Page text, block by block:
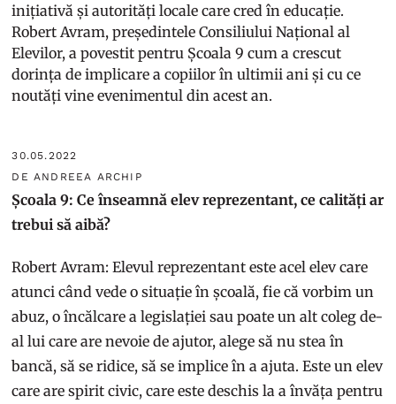
inițiativă și autorități locale care cred în educație.
Robert Avram, președintele Consiliului Național al
Elevilor, a povestit pentru Școala 9 cum a crescut
dorința de implicare a copiilor în ultimii ani și cu ce
noutăți vine evenimentul din acest an.
30.05.2022
DE ANDREEA ARCHIP
Școala 9: Ce înseamnă elev reprezentant, ce calități ar
trebui să aibă?
Robert Avram: Elevul reprezentant este acel elev care
atunci când vede o situație în școală, fie că vorbim un
abuz, o încălcare a legislației sau poate un alt coleg de-
al lui care are nevoie de ajutor, alege să nu stea în
bancă, să se ridice, să se implice în a ajuta. Este un elev
care are spirit civic, care este deschis la a învăța pentru